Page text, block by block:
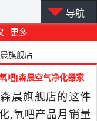
更多
导航
旗舰店
吧]森晨空气净化器家
件仅售2598元
晨旗舰店的这件
,氧吧产品月销量